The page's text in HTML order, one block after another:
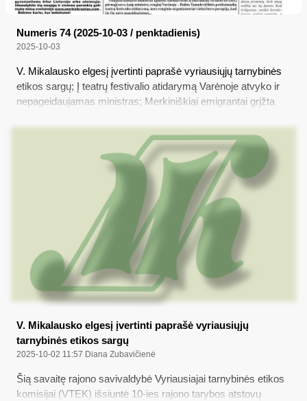
Numeris 74 (2025-10-03 / penktadienis)
2025-10-03
V. Mikalausko elgesį įvertinti paprašė vyriausiųjų tarnybinės
etikos sargų; Į teatrų festivalio atidarymą Varėnoje atvyko ir
nepageidaujamas ministras; Merkiniškiai emigrantai grįžta
mokyklos jubiliejų; Kartuvių kalnas Perlojoje
V. Mikalausko elgesį įvertinti paprašė vyriausiųjų
tarnybinės etikos sargų
2025-10-02 11:57 Diana Zubavičienė
Šią savaitę rajono savivaldybė Vyriausiajai tarnybinės etikos
komisijai (VTEK) išsiuntė 10-ies rajono tarybos atstovų